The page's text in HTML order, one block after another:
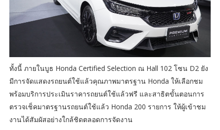
ทั้งนี้ ภายในบูธ Honda Certified Selection ณ Hall 102 โซน D2 ยัง
มีการจัดแสดงรถยนต์ใช้แล้วคุณภาพมาตรฐาน Honda ให้เลือกชม
พร้อมบริการประเมินราคารถยนต์ใช้แล้วฟรี และสาธิตขั้นตอนการ
ตรวจเช็คมาตรฐานรถยนต์ใช้แล้ว Honda 200 รายการ ให้ผู้เข้าชม
งานได้สัมผัสอย่างใกล้ชิดตลอดการจัดงาน